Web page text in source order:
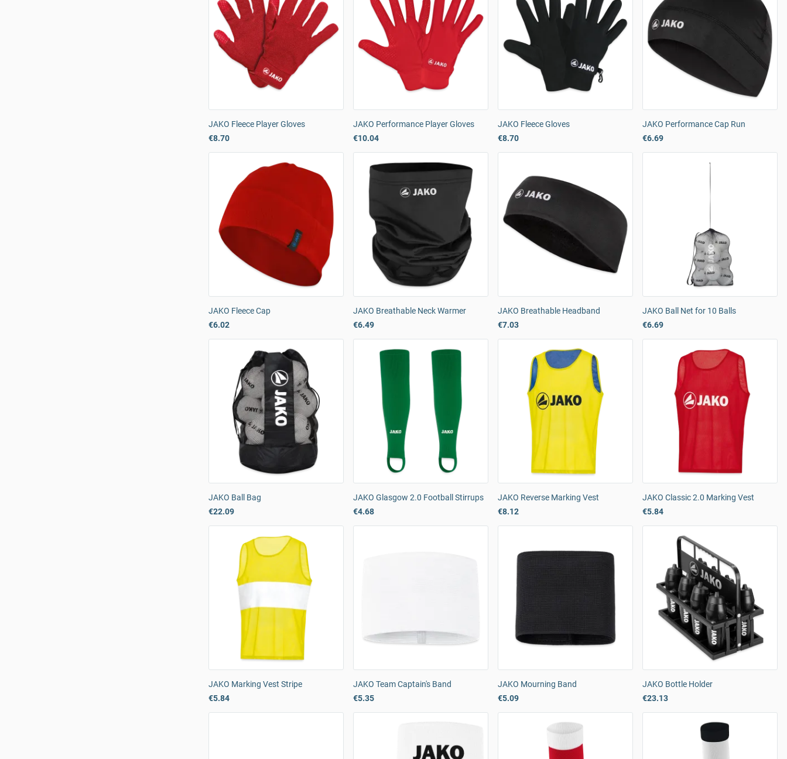
JAKO Fleece Player Gloves
€8.70
JAKO Performance Player Gloves
€10.04
JAKO Fleece Gloves
€8.70
JAKO Performance Cap Run
€6.69
JAKO Fleece Cap
€6.02
JAKO Breathable Neck Warmer
€6.49
JAKO Breathable Headband
€7.03
JAKO Ball Net for 10 Balls
€6.69
JAKO Ball Bag
€22.09
JAKO Glasgow 2.0 Football Stirrups
€4.68
JAKO Reverse Marking Vest
€8.12
JAKO Classic 2.0 Marking Vest
€5.84
JAKO Marking Vest Stripe
€5.84
JAKO Team Captain's Band
€5.35
JAKO Mourning Band
€5.09
JAKO Bottle Holder
€23.13